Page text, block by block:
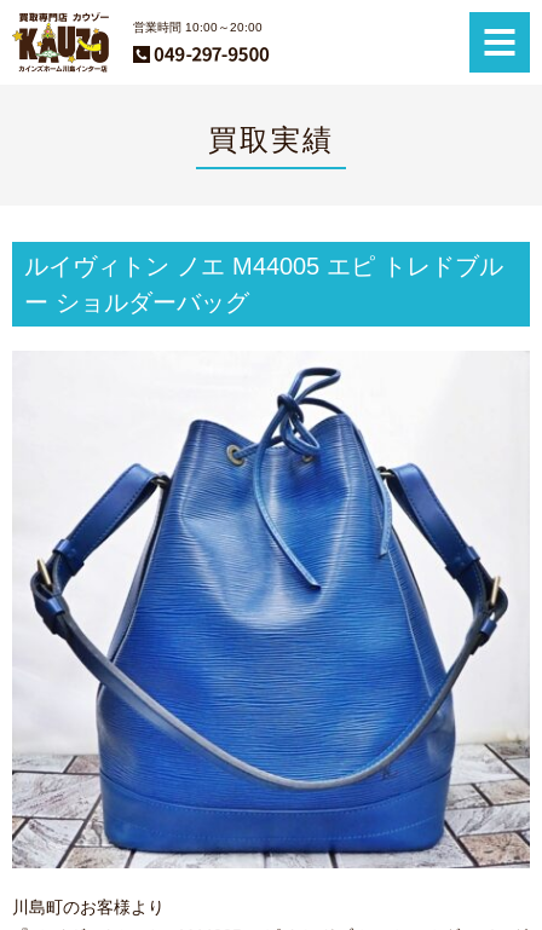
営業時間 10:00～20:00
買取実績
ルイヴィトン ノエ M44005 エピ トレドブル
ー ショルダーバッグ
川島町のお客様より